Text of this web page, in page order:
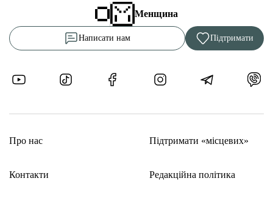
Менщина
Написати нам Підтримати
Про нас
Контакти
Підтримати «місцевих»
Редакційна політика